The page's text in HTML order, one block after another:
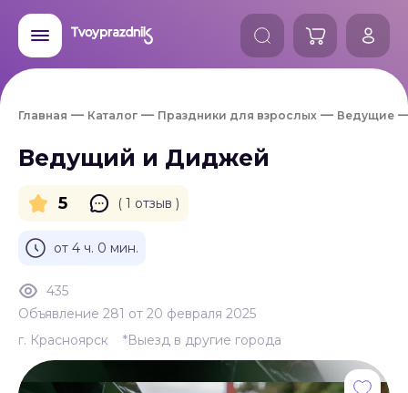
Главная Каталог Праздники для взрослых Ведущие
Ведущий и Диджей
5 ( 1 отзыв )
от 4 ч. 0 мин.
Объявление 281 от 20 февраля 2025
435
г. Красноярск *Выезд в другие города